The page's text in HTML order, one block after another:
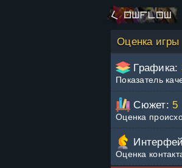
Оценка игры
Графика:
Показатель
Сюжет: 5
Оценка
Оценка